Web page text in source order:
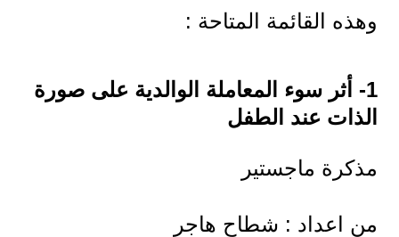
وهذه القائمة المتاحة :
1- أثر سوء المعاملة الوالدية على صورة
الذات عند الطفل
مذكرة ماجستير
من اعداد : شطاح هاجر